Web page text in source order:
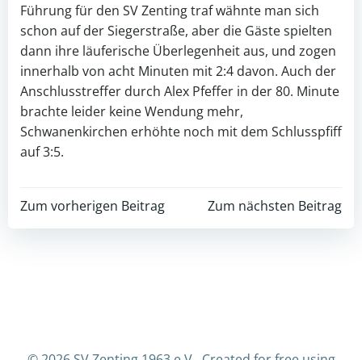
Führung für den SV Zenting traf wähnte man sich
schon auf der Siegerstraße, aber die Gäste spielten
dann ihre läuferische Überlegenheit aus, und zogen
innerhalb von acht Minuten mit 2:4 davon. Auch der
Anschlusstreffer durch Alex Pfeffer in der 80. Minute
brachte leider keine Wendung mehr,
Schwanenkirchen erhöhte noch mit dem Schlusspfiff
auf 3:5.
Post
Zum vorherigen Beitrag
Post
Zum nächsten Beitrag